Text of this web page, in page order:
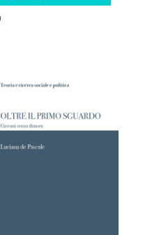
Aggiungi alla lista desideri